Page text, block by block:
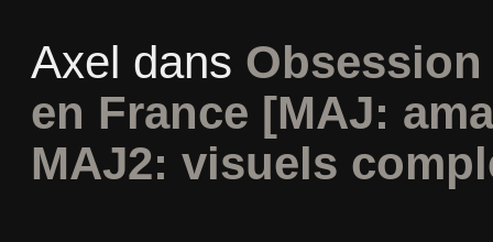
Axel dans
en France [MAJ:
MAJ2: visuels